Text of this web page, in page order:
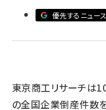
base (1077)
優先するニュー
東京商工リサーチは
の全国企業倒産件数